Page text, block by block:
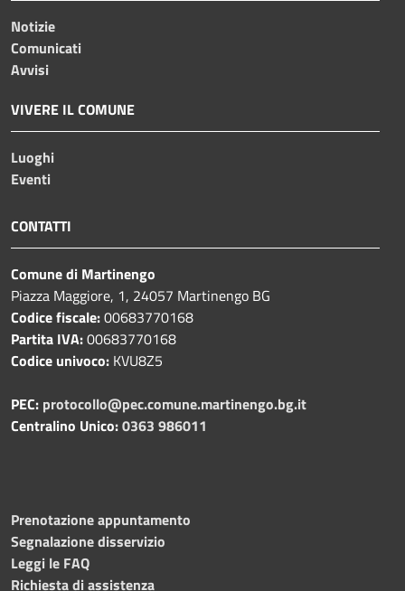
Notizie
Comunicati
Avvisi
VIVERE IL COMUNE
Luoghi
Eventi
CONTATTI
Comune di Martinengo
Piazza Maggiore, 1, 24057 Martinengo BG
Codice fiscale:00683770168
Partita IVA:00683770168
Codice univoco: KVU8Z5
PEC: protocollo@pec.comune.martinengo.bg.it
Centralino Unico:0363 986011
Prenotazione appuntamento
Segnalazione disservizio
Leggi le FAQ
Richiesta di assistenza